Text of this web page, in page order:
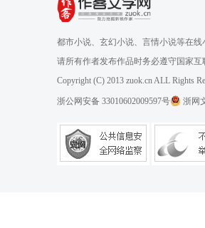
都市小说、玄幻小说、言情小说等在
请所有作者发布作品时务必遵守国家
Copyright (C) 2013 zuok.cn ALL Rights
浙公网安备 33010602009597号 浙网